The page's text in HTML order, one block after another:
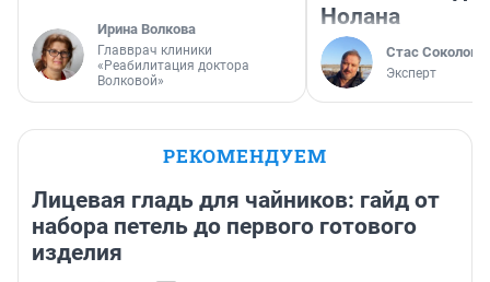
Ирина Волкова
Главврач клиники
«Реабилитация доктора
Волковой»
Нолана
Стас Соколов
Эксперт
РЕКОМЕНДУЕМ
Лицевая гладь для чайников: гайд от
набора петель до первого готового
изделия